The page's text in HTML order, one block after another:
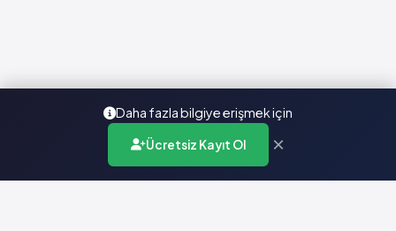
Daha fazla bilgiye erişmek için
Ücretsiz Kayıt Ol ×